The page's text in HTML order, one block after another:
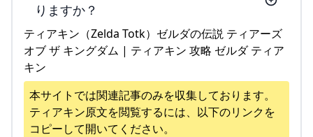
りますか？
ティアキン（Zelda Totk）ゼルダの伝説 ティアーズ
オブ ザ キングダム | ティアキン 攻略 ゼルダ ティア
キン
本サイトでは関連記事のみを収集しております。
ティアキン原文を閲覧するには、以下のリンクを
コピーして開いてください。